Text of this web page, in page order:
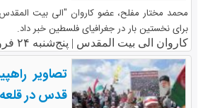
محمد مختار مفلح، عضو کاروان "الی بیت المقدس"
برای نخستین بار در جغرافیای فلسطین خبر داد.
کاروان الی بیت المقدس | پنج‌شنبه ۲۴ فروردین ۱۳۹۱
تصاویر
قدس در